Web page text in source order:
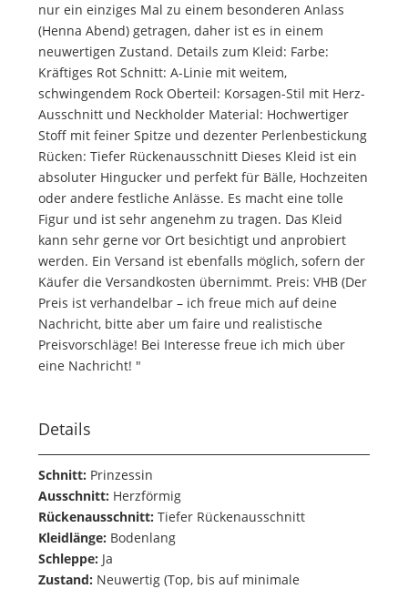
nur ein einziges Mal zu einem besonderen Anlass
(Henna Abend) getragen, daher ist es in einem
neuwertigen Zustand. Details zum Kleid: Farbe:
Kräftiges Rot Schnitt: A-Linie mit weitem,
schwingendem Rock Oberteil: Korsagen-Stil mit Herz-
Ausschnitt und Neckholder Material: Hochwertiger
Stoff mit feiner Spitze und dezenter Perlenbestickung
Rücken: Tiefer Rückenausschnitt Dieses Kleid ist ein
absoluter Hingucker und perfekt für Bälle, Hochzeiten
oder andere festliche Anlässe. Es macht eine tolle
Figur und ist sehr angenehm zu tragen. Das Kleid
kann sehr gerne vor Ort besichtigt und anprobiert
werden. Ein Versand ist ebenfalls möglich, sofern der
Käufer die Versandkosten übernimmt. Preis: VHB (Der
Preis ist verhandelbar – ich freue mich auf deine
Nachricht, bitte aber um faire und realistische
Preisvorschläge! Bei Interesse freue ich mich über
eine Nachricht! "
Details
Schnitt: Prinzessin
Ausschnitt: Herzförmig
Rückenausschnitt:Tiefer Rückenausschnitt
Kleidlänge: Bodenlang
Schleppe: Ja
Zustand: Neuwertig (Top, bis auf minimale